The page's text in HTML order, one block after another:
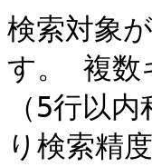
検索対象
す。 複数
（5行以
り検索精